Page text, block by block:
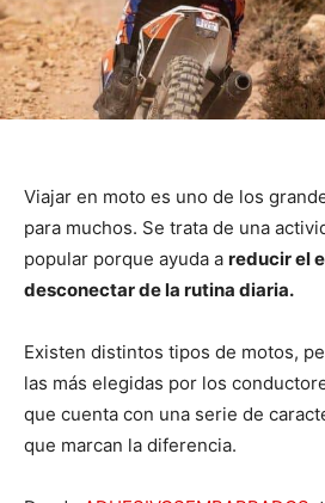
Viajar en moto es uno de los
para muchos. Se trata de una
popular porque ayuda a reducir el
desconectar de la rutina diaria.
Existen distintos tipos de motos,
las más elegidas por los
que cuenta con una serie de
que marcan la diferencia.